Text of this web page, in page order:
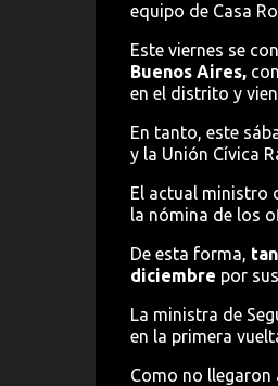
equipo de Casa
Este viernes se
Buenos Aires,
en el distrito y
En tanto, este
y la Unión Cívica
El actual ministro
la nómina de los
De esta forma,
diciembre por
La ministra de
en la primera
Como no